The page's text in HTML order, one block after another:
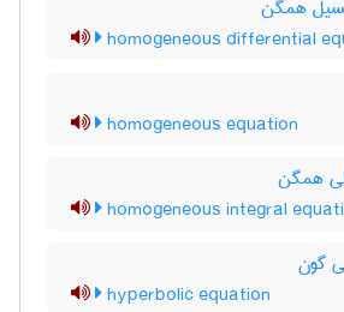
همگن
homogeneous differential
homogeneous equation
همگن
homogeneous integral
گون
hyperbolic equation